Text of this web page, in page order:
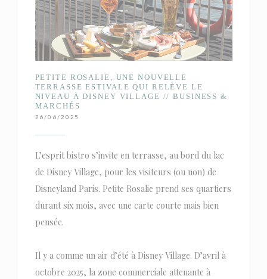
PETITE ROSALIE, UNE NOUVELLE
TERRASSE ESTIVALE QUI RELÈVE LE
NIVEAU À DISNEY VILLAGE // BUSINESS &
MARCHÉS
26/06/2025
L’esprit bistro s’invite en terrasse, au bord du lac
de Disney Village, pour les visiteurs (ou non) de
Disneyland Paris. Petite Rosalie prend ses quartiers
durant six mois, avec une carte courte mais bien
pensée.
Il y a comme un air d’été à Disney Village. D’avril à
octobre 2025, la zone commerciale attenante à